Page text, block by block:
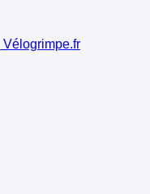
Vélogrimpe.fr